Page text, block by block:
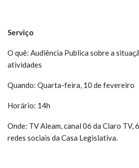
Serviço
O quê: Audiência Publica sobre a
atividades
Quando: Quarta-feira, 10 de fevereiro
Horário: 14h
Onde: TV Aleam, canal 06 da Claro TV,
redes sociais da Casa Legislativa.